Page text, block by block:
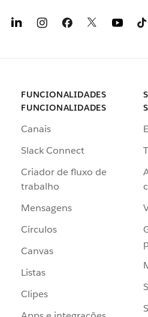
FUNCIONALIDADES
FUNCIONALIDADES
Canais
Slack Connect
Criador de fluxo de
trabalho
Mensagens
Círculos
Canvas
Listas
Clipes